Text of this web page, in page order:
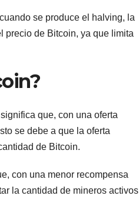
se produce el halving, la
precio de Bitcoin, ya que limita
que, con una oferta
se debe a que la oferta
de Bitcoin.
con una menor recompensa
la cantidad de mineros activos